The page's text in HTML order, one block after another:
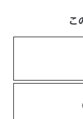
こ